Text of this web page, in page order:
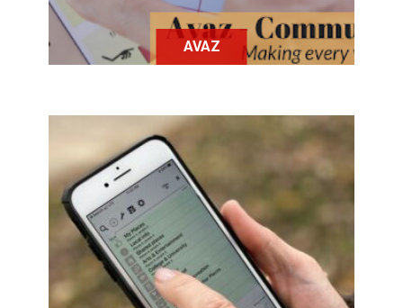
AVAZ
Blindsquare est un GPS
spécialement adapté qui, grâce à un
système de synthèse vocale, donne
aux personnes mal ou non voyantes
leur géolocalisation en décrivant